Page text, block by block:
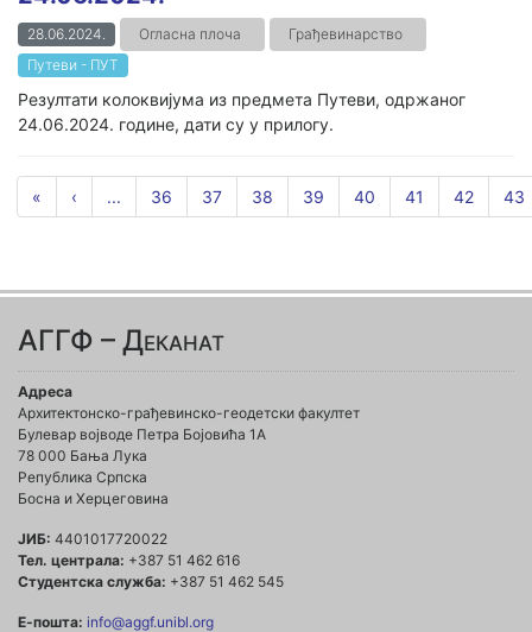
28.06.2024. Огласна плоча
Грађевинарство
Путеви - ПУТ
Резултати колоквијума из предмета Путеви, одржаног
24.06.2024. године, дати су у прилогу.
« ‹ ... 36 37 38 39 40 41 42 43
АГГФ – Деканат
Адреса
Архитектонско-грађевинско-геодетски факултет
Булевар војводе Петра Бојовића 1A
78 000 Бања Лука
Република Српска
Босна и Херцеговина
ЈИБ: 4401017720022
Тел. централа: +387 51 462 616
Студентска служба: +387 51 462 545
Е-пошта: info@aggf.unibl.org